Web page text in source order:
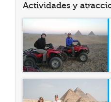
Actividades y